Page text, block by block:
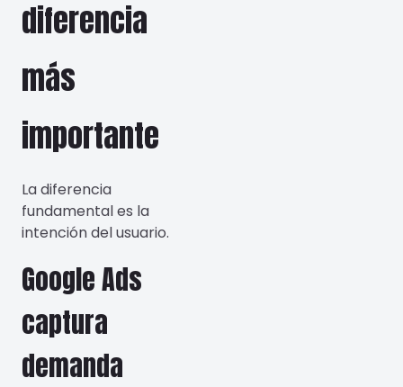
diferencia
más
importante
La diferencia
fundamental es la
intención del usuario.
Google Ads
captura
demanda